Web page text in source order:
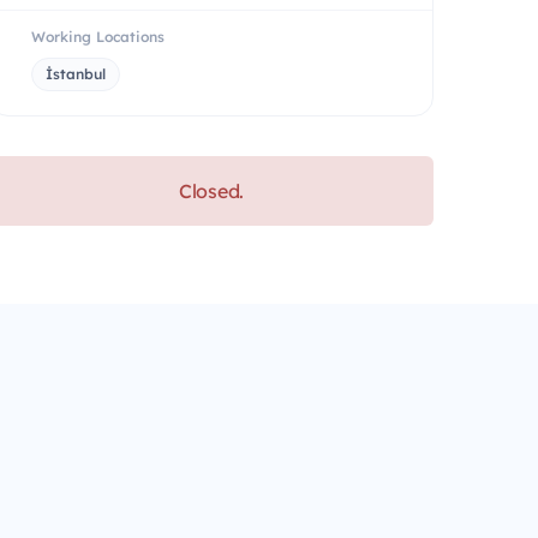
Working Locations
İstanbul
Closed.